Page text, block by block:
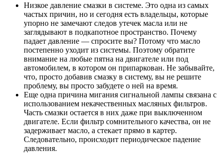
Низкое давление смазки в системе. Это одна из самых
частых причин, но и сегодня есть владельцы, которые
упорно не замечают следов утечек масла или не
заглядывают в подкапотное пространство. Почему
падает давление — спросите вы? Потому что масло
постепенно уходит из системы. Поэтому обратите
внимание на любые пятна на двигателе или под
автомобилем, в котором он припаркован. Не забывайте,
что, просто добавив смазку в систему, вы не решите
проблему, вы просто забудете о ней на время.
Еще одна причина мигания сигнальной лампы связана с
использованием некачественных масляных фильтров.
Часть смазки остается в них даже при выключенном
двигателе. Если фильтр сомнительного качества, он не
задерживает масло, а стекает прямо в картер.
Следовательно, происходит периодическое падение
давления.